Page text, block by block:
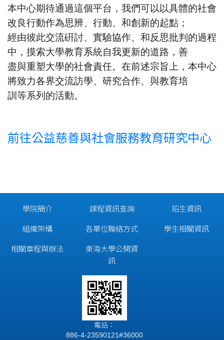
本中心期待通過這個平台，我們可以以具體的社會
改良行動作為思辨、行動、和創新的起點；
經由彼此交流硏討、實驗協作、和反思批判的過程
中，摸索大學教育系統自我更新的道路，善
盡與重塑大學的社會責任。在前述宗旨上，本中心
將致力各界交流訪學、研究合作、與教育培
訓等系列的活動。
前往公益慈善與社會服務教育研究中心
學院簡介
組織架構
相關章程與辦法
課程資訊查詢
各單位聯絡方式
東海大學公開資
訊
招生資訊
學生相關資訊
電話：
886-4-23590121#36000